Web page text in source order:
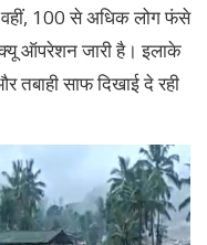
वहीं, 100 से अधिक लोग फंसे
ऑपरेशन जारी है। इलाके
तबाही साफ दिखाई दे रही